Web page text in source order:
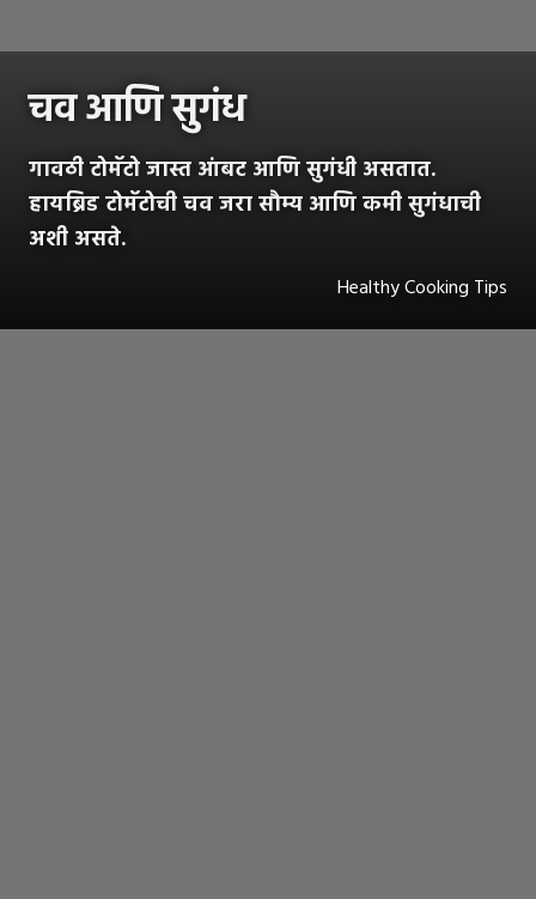
चव आणि सुगंध
गावठी टोमॅटो जास्त आंबट आणि सुगंधी असतात.
हायब्रिड टोमॅटोची चव जरा सौम्य आणि कमी सुगंधाची
अशी असते.
Healthy Cooking Tips